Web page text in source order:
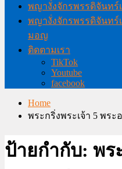
พญางั่งจักรพรรดิจันทร์
พญางั่งจักรพรรดิจันทร์
มอญ
ติดตามเรา
TikTok
Youtube
facebook
Home
พระกริ่งพระเจ้า 5 พระ
ป้ายกำกับ: พร